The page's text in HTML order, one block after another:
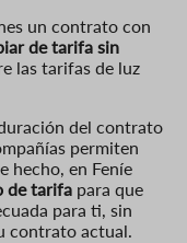
un contrato con
de tarifa sin
las tarifas de luz
del contrato
permiten
hecho, en Feníe
de tarifa para que
para ti, sin
contrato actual.